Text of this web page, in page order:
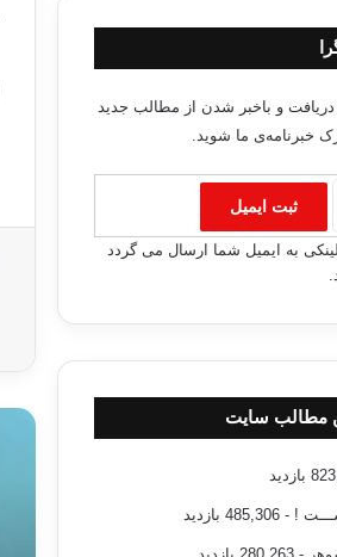
دریافت و باخبر شدن از مطالب جدید
خبرنامه‌ی ما شوید.
لینکی به ایمیل شما ارسال می گردد
مطالب سایت
! - 485,306 بازدید